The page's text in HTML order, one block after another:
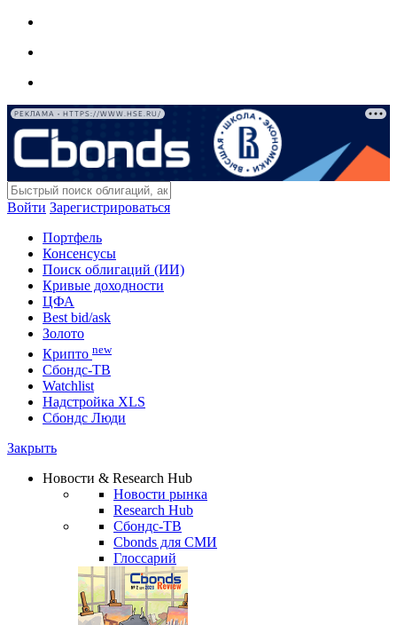
РЕКЛАМА • HTTPS://WWW.HSE.RU/
Войти Зарегистрироваться
Портфель
Консенсусы
Поиск облигаций (ИИ)
Кривые доходности
ЦФА
Best bid/ask
Золото
Крипто new
Сбондс-ТВ
Watchlist
Надстройка XLS
Сбондс Люди
Закрыть
Новости & Research Hub
Новости рынка
Research Hub
Сбондс-ТВ
Cbonds для СМИ
Глоссарий